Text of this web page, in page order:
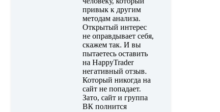
привык к другим
методам анализа.
Открытый интерес
не оправдывает себя,
скажем так. И вы
пытаетесь оставить
на HappyTrader
негативный отзыв.
Который никогда на
сайт не попадает.
Зато, сайт и группа
ВК полнится